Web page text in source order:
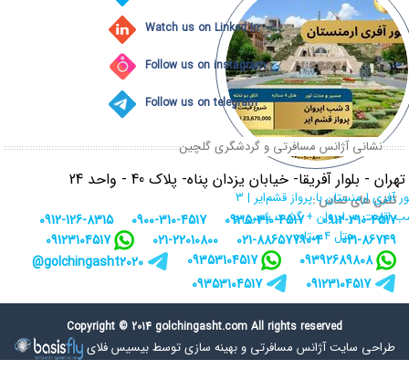
تور آفری ارمنستان با پرواز قشم‌ایر | ۳
اقامت در ایروان + گشت شهری و
هتل ۴ ستاره
Watch us on Linked In
Follow us on instagram
Follow us on telegram
نشانی آژانس مسافرتی و گردشگری گلچین
تهران - بلوار آفریقا- خیابان یزدان پناه- پلاک 40 - واحد 24
تلفن های تماس :
0912-310-4517
0935-310-4517
0900-310-4517
0912-126-8315
021-86749
021-88657790-4
021-22010800
09123104517
09392689808
09353104517
golchingasht2020@
09123104517
09353104517
Copyright © 2014 golchingasht.com All rights reserved
طراحی سایت آژانس مسافرتی وبهینه سازی توسط بیسیس فلای